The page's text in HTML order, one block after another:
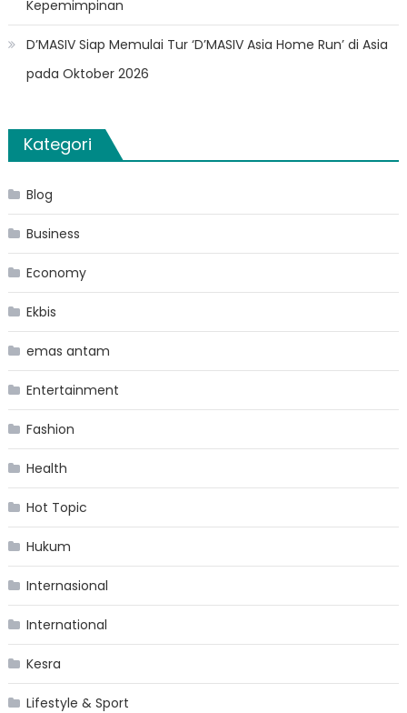
Kepemimpinan
D’MASIV Siap Memulai Tur ‘D’MASIV Asia Home Run’ di Asia
pada Oktober 2026
Kategori
Blog
Business
Economy
Ekbis
emas antam
Entertainment
Fashion
Health
Hot Topic
Hukum
Internasional
International
Kesra
Lifestyle & Sport